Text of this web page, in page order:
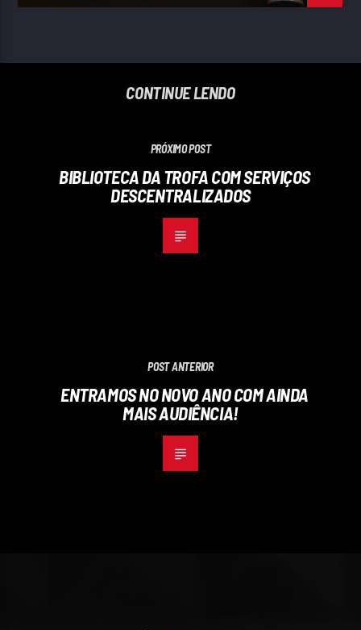
CONTINUE LENDO
PRÓXIMO POST
BIBLIOTECA DA TROFA COM SERVIÇOS
DESCENTRALIZADOS
POST ANTERIOR
ENTRAMOS NO NOVO ANO COM AINDA
MAIS AUDIÊNCIA!